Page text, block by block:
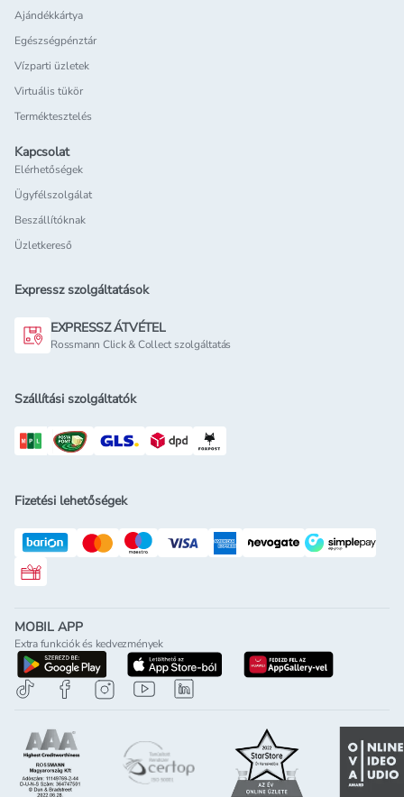
Ajándékkártya
Egészségpénztár
Vízparti üzletek
Virtuális tükör
Terméktesztelés
Kapcsolat
Elérhetőségek
Ügyfélszolgálat
Beszállítóknak
Üzletkereső
Expressz szolgáltatások
EXPRESSZ ÁTVÉTEL
Rossmann Click & Collect szolgáltatás
Szállítási szolgáltatók
Fizetési lehetőségek
Rossmann ajándékkártya
MOBIL APP
Extra funkciók és kedvezmények
letöltés a google-play-rölletöltés az app-store-ból
letöltés